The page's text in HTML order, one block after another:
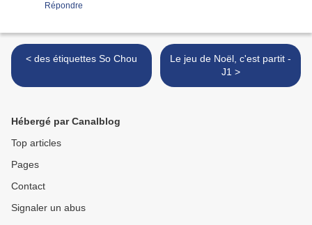
Répondre
< des étiquettes So Chou
Le jeu de Noël, c'est partit -
J1 >
Hébergé par Canalblog
Top articles
Pages
Contact
Signaler un abus